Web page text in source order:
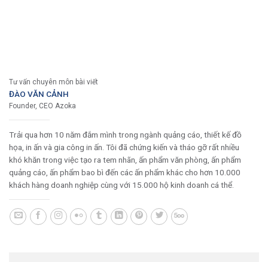
Tư vấn chuyên môn bài viết
ĐÀO VĂN CẢNH
Founder, CEO Azoka
Trải qua hơn 10 năm đắm mình trong ngành quảng cáo, thiết kế đồ
họa, in ấn và gia công in ấn. Tôi đã chứng kiến và tháo gỡ rất nhiều
khó khăn trong việc tạo ra tem nhãn, ấn phẩm văn phòng, ấn phẩm
quảng cáo, ấn phẩm bao bì đến các ấn phẩm khác cho hơn 10.000
khách hàng doanh nghiệp cùng với 15.000 hộ kinh doanh cá thể.